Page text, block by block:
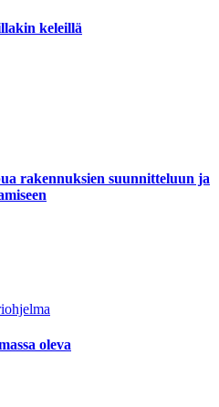
keleillä
rakennuksien suunnitteluun ja
oleva